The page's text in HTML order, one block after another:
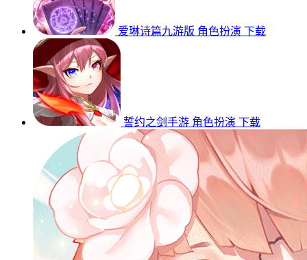
爱琳诗篇九游版 角色扮演 下载
誓约之剑手游 角色扮演 下载